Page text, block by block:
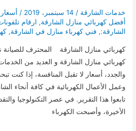
خدمات الشارقة / 14 سبتمبر، 2019 /
أفضل كهربائي منازل الشارقة, ارقام
الشارقة:, فني كهرباء منازل في الشارقة,
كهربائي منازل الشارقة المحترف للصيانة
كهربائي منازل الشارقة و العديد من
والجدد، أسعار لا تقبل المنافسة، إذا كنت
وعمل الأعمال الكهربائية في كافة أنحاء
تابعوا هذا التقرير. في عصر التكنولوجيا
الأخيرة، وأصبحت الكهرباء